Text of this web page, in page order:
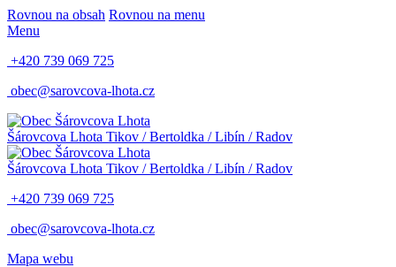
Rovnou na obsah Rovnou na menu
Menu
+420 739 069 725
obec@sarovcova-lhota.cz
Šárovcova Lhota Tikov / Bertoldka / Libín / Radov
Šárovcova Lhota Tikov / Bertoldka / Libín / Radov
+420 739 069 725
obec@sarovcova-lhota.cz
Mapa webu